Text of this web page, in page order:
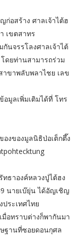
อสร้าง ศาลเจ้าไต้ฮ
เขตสาทร
นจรรโลงศาลเจ้าไต้
ดยท่านสามารถร่วม
ขาพลับพลาไชย เลข
มูลเพิ่มเติมได้ที่ โทร
งของมูลนิธิป่อเต็กตึ๊ง
ธาองค์หลวงปู่ไต้ฮง
นายเบ๊ยุ่น ได้อัญเชิญ
ประเทศไทย
อทราบต่างก็พากันมา
ฐานที่ซอยดอนกุศล